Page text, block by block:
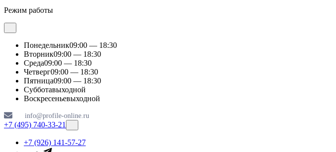
Режим работы
Понедельник09:00 — 18:30
Вторник09:00 — 18:30
Среда09:00 — 18:30
Четверг09:00 — 18:30
Пятница09:00 — 18:30
Субботавыходной
Воскресеньевыходной
info@profile-online.ru
+7 (495) 740-33-21
+7 (926) 141-57-27